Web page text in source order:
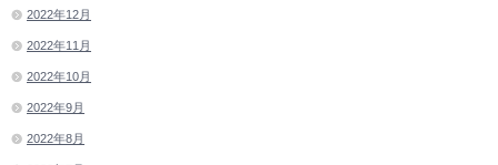
2022年12月
2022年11月
2022年10月
2022年9月
2022年8月